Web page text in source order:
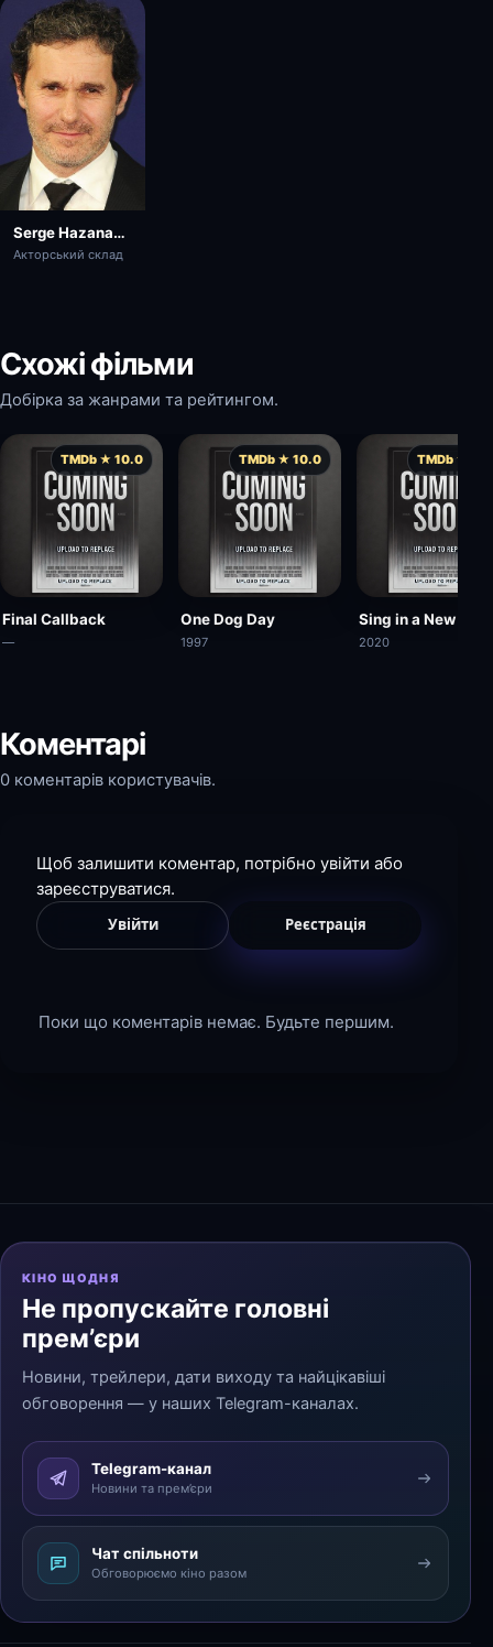
Serge Hazanavicius
Акторський склад
Схожі фільми
Добірка за жанрами та рейтингом.
TMDb ★ 10.0
Final Callback
—
TMDb ★ 10.0
One Dog Day
1997
TMDb ★
Sing in a New Year
2020
Коментарі
0 коментарів користувачів.
Щоб залишити коментар, потрібно увійти або
зареєструватися.
Увійти Реєстрація
Поки що коментарів немає. Будьте першим.
КІНО ЩОДНЯ
Не пропускайте головні
прем’єри
Новини, трейлери, дати виходу та найцікавіші
обговорення — у наших Telegram-каналах.
Telegram-канал
Новини та прем’єри
Чат спільноти
Обговорюємо кіно разом